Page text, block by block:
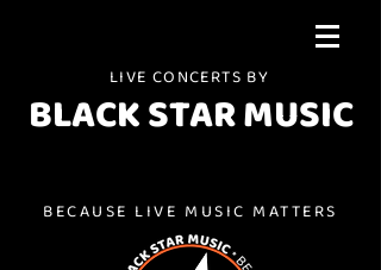
LIVE CONCERTS BY
BLACK STAR MUSIC
BECAUSE LIVE MUSIC MATTERS